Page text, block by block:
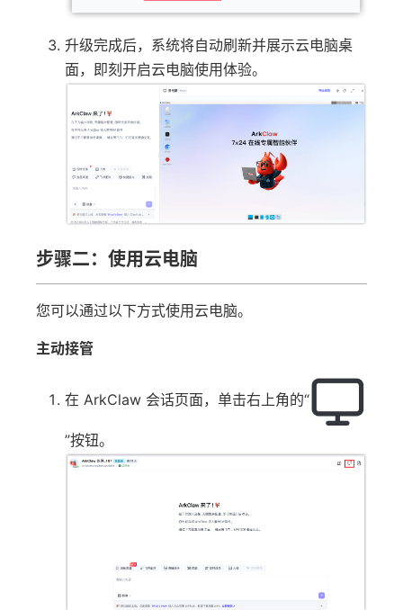
升级完成后，系统将自动刷新并展示云电脑桌
面，即刻开启云电脑使用体验。
步骤二：使用云电脑
您可以通过以下方式使用云电脑。
主动接管
在 ArkClaw 会话页面，单击右上角的“
”按钮。